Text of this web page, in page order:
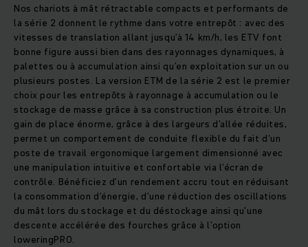
Nos chariots à mât rétractable compacts et performants de
la série 2 donnent le rythme dans votre entrepôt : avec des
vitesses de translation allant jusqu’à 14 km/h, les ETV font
bonne figure aussi bien dans des rayonnages dynamiques, à
palettes ou à accumulation ainsi qu’en exploitation sur un ou
plusieurs postes. La version ETM de la série 2 est le premier
choix pour les entrepôts à rayonnage à accumulation ou le
stockage de masse grâce à sa construction plus étroite. Un
gain de place énorme, grâce à des largeurs d’allée réduites,
permet un comportement de conduite flexible du fait d’un
poste de travail ergonomique largement dimensionné avec
une manipulation intuitive et confortable via l’écran de
contrôle. Bénéficiez d’un rendement accru tout en réduisant
la consommation d’énergie, d’une réduction des oscillations
du mât lors du stockage et du déstockage ainsi qu’une
descente accélérée des fourches grâce à l’option
loweringPRO.